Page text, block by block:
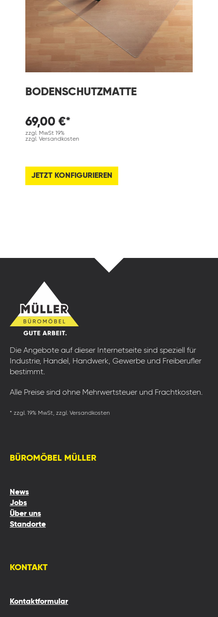
BODENSCHUTZMATTE
69,00 €*
zzgl. MwSt 19%
zzgl. Versandkosten
JETZT KONFIGURIEREN
Die Angebote auf dieser Internetseite sind speziell für
Industrie, Handel, Handwerk, Gewerbe und Freiberufler
bestimmt.
Alle Preise sind ohne Mehrwertsteuer und Frachtkosten.
* zzgl. 19% MwSt, zzgl. Versandkosten
BÜROMÖBEL MÜLLER
News
Jobs
Über uns
Standorte
KONTAKT
Kontaktformular